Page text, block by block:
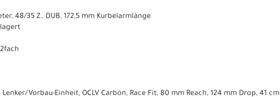
48/35 Z., DUB, 172,5 mm Kurbelarmlänge
Vorbau-Einheit, OCLV Carbon, Race Fit, 80 mm Reach, 124 mm Drop, 41 cm